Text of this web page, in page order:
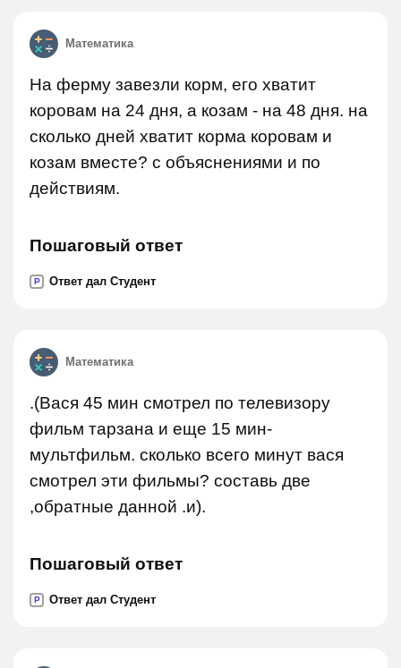
Математика
На ферму завезли корм, его хватит
коровам на 24 дня, а козам - на 48 дня. на
сколько дней хватит корма коровам и
козам вместе? с объяснениями и по
действиям.
Пошаговый ответ
P Ответ дал Студент
Математика
.(Вася 45 мин смотрел по телевизору
фильм тарзана и еще 15 мин-
мультфильм. сколько всего минут вася
смотрел эти фильмы? составь две
,обратные данной .и).
Пошаговый ответ
P Ответ дал Студент